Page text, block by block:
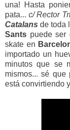
una! Hasta
pata... c/ Rector
Catalans de toda
Sants puede ser
skate en
importado un
minutos que se
mismos... sé que
está convirtiendo